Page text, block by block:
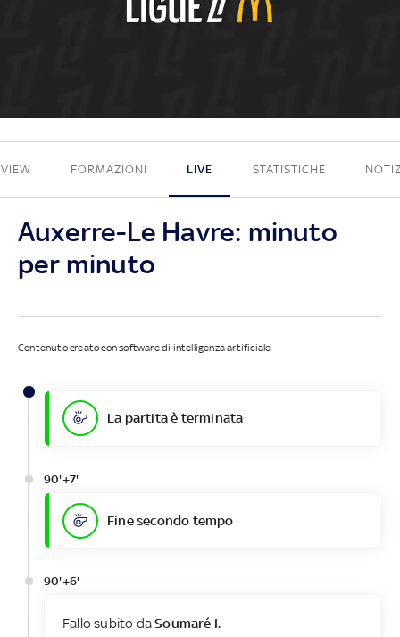
1 - 2
FORMAZIONI LIVE STATISTICHE
Auxerre-Le Havre: minuto
per minuto
Contenuto creato con software di intelligenza artificiale
La partita è terminata
90'+7'
Fine secondo tempo
90'+6'
Fallo subito daSoumaré I.